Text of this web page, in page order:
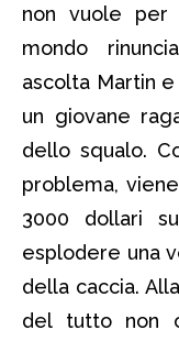
non vuole per
mondo
ascolta Martin
un giovane
dello squalo.
problema,
3000 dollari
esplodere una
della caccia.
del tutto non